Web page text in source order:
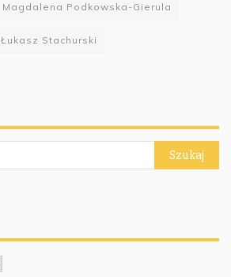
Magdalena Podkowska-Gierula
Łukasz Stachurski